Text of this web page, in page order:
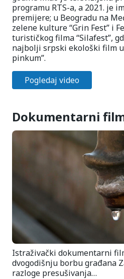
programu RTS-a, a 2021. je
premijere; u Beogradu na
zelene kulture “Grin Fest” i
turističkog filma “Silafest”,
najbolji srpski ekološki film
pinkum”.
Pogledaj video
Dokumentarni
Istraživački dokumentarni
dvogodišnju borbu građana
razloge presušivanja…